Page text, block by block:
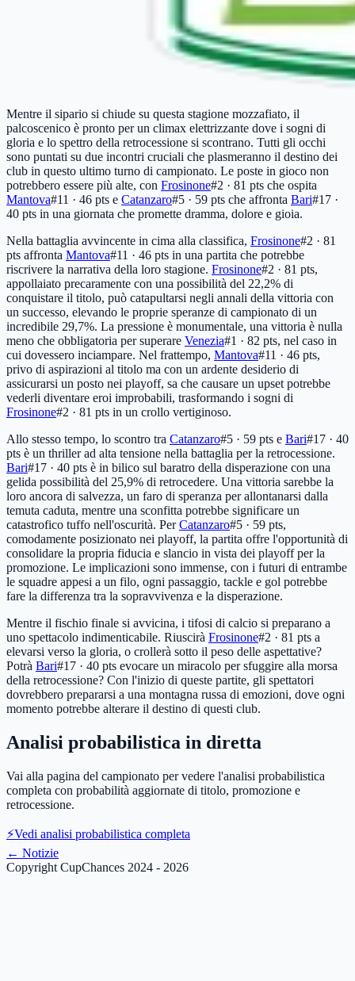
Mentre il sipario si chiude su questa stagione mozzafiato, il
palcoscenico è pronto per un climax elettrizzante dove i sogni di
gloria e lo spettro della retrocessione si scontrano. Tutti gli occhi
sono puntati su due incontri cruciali che plasmeranno il destino dei
club in questo ultimo turno di campionato. Le poste in gioco non
potrebbero essere più alte, con Frosinone#2 · 81 pts che ospita
Mantova#11 · 46 pts e Catanzaro#5 · 59 pts che affronta Bari#17 ·
40 pts in una giornata che promette dramma, dolore e gioia.
Nella battaglia avvincente in cima alla classifica, Frosinone#2 · 81
pts affronta Mantova#11 · 46 pts in una partita che potrebbe
riscrivere la narrativa della loro stagione. Frosinone#2 · 81 pts,
appollaiato precaramente con una possibilità del 22,2% di
conquistare il titolo, può catapultarsi negli annali della vittoria con
un successo, elevando le proprie speranze di campionato di un
incredibile 29,7%. La pressione è monumentale, una vittoria è nulla
meno che obbligatoria per superare Venezia#1 · 82 pts, nel caso in
cui dovessero inciampare. Nel frattempo, Mantova#11 · 46 pts,
privo di aspirazioni al titolo ma con un ardente desiderio di
assicurarsi un posto nei playoff, sa che causare un upset potrebbe
vederli diventare eroi improbabili, trasformando i sogni di
Frosinone#2 · 81 pts in un crollo vertiginoso.
Allo stesso tempo, lo scontro tra Catanzaro#5 · 59 pts e Bari#17 · 40
pts è un thriller ad alta tensione nella battaglia per la retrocessione.
Bari#17 · 40 pts è in bilico sul baratro della disperazione con una
gelida possibilità del 25,9% di retrocedere. Una vittoria sarebbe la
loro ancora di salvezza, un faro di speranza per allontanarsi dalla
temuta caduta, mentre una sconfitta potrebbe significare un
catastrofico tuffo nell'oscurità. PerCatanzaro#5 · 59 pts,
comodamente posizionato nei playoff, la partita offre l'opportunità di
consolidare la propria fiducia e slancio in vista dei playoff per la
promozione. Le implicazioni sono immense, con i futuri di entrambe
le squadre appesi a un filo, ogni passaggio, tackle e gol potrebbe
fare la differenza tra la sopravvivenza e la disperazione.
Mentre il fischio finale si avvicina, i tifosi di calcio si preparano a
uno spettacolo indimenticabile. Riuscirà Frosinone#2 · 81 pts a
elevarsi verso la gloria, o crollerà sotto il peso delle aspettative?
Potrà Bari#17 · 40 pts evocare un miracolo per sfuggire alla morsa
della retrocessione? Con l'inizio di queste partite, gli spettatori
dovrebbero prepararsi a una montagna russa di emozioni, dove ogni
momento potrebbe alterare il destino di questi club.
Analisi probabilistica in diretta
Vai alla pagina del campionato per vedere l'analisi probabilistica
completa con probabilità aggiornate di titolo, promozione e
retrocessione.
⚡Vedi analisi probabilistica completa
← Notizie
Copyright CupChances 2024 - 2026